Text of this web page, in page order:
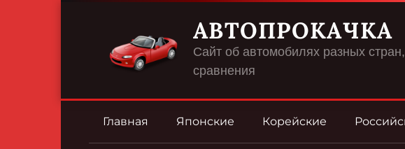
АВТОПРОКАЧКА
Сайт об автомобилях разных
сравнения
Главная Японские Корейские